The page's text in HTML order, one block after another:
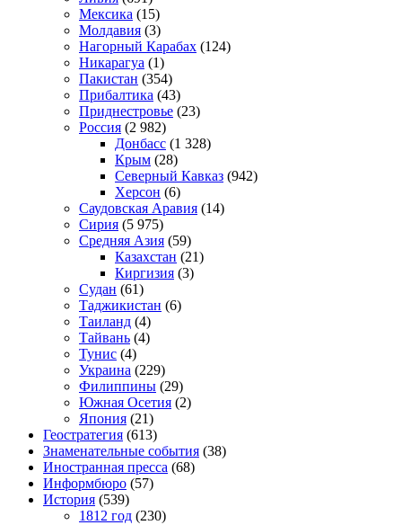
Мексика (15)
Молдавия (3)
Нагорный Карабах (124)
Никарагуа (1)
Пакистан (354)
Прибалтика (43)
Приднестровье (23)
Россия (2 982)
Донбасс (1 328)
Крым (28)
Северный Кавказ (942)
Херсон (6)
Саудовская Аравия (14)
Сирия (5 975)
Средняя Азия (59)
Казахстан (21)
Киргизия (3)
Судан (61)
Таджикистан (6)
Таиланд (4)
Тайвань (4)
Тунис (4)
Украина (229)
Филиппины (29)
Южная Осетия (2)
Япония (21)
Геостратегия (613)
Знаменательные события (38)
Иностранная пресса (68)
Информбюро (57)
История (539)
1812 год (230)